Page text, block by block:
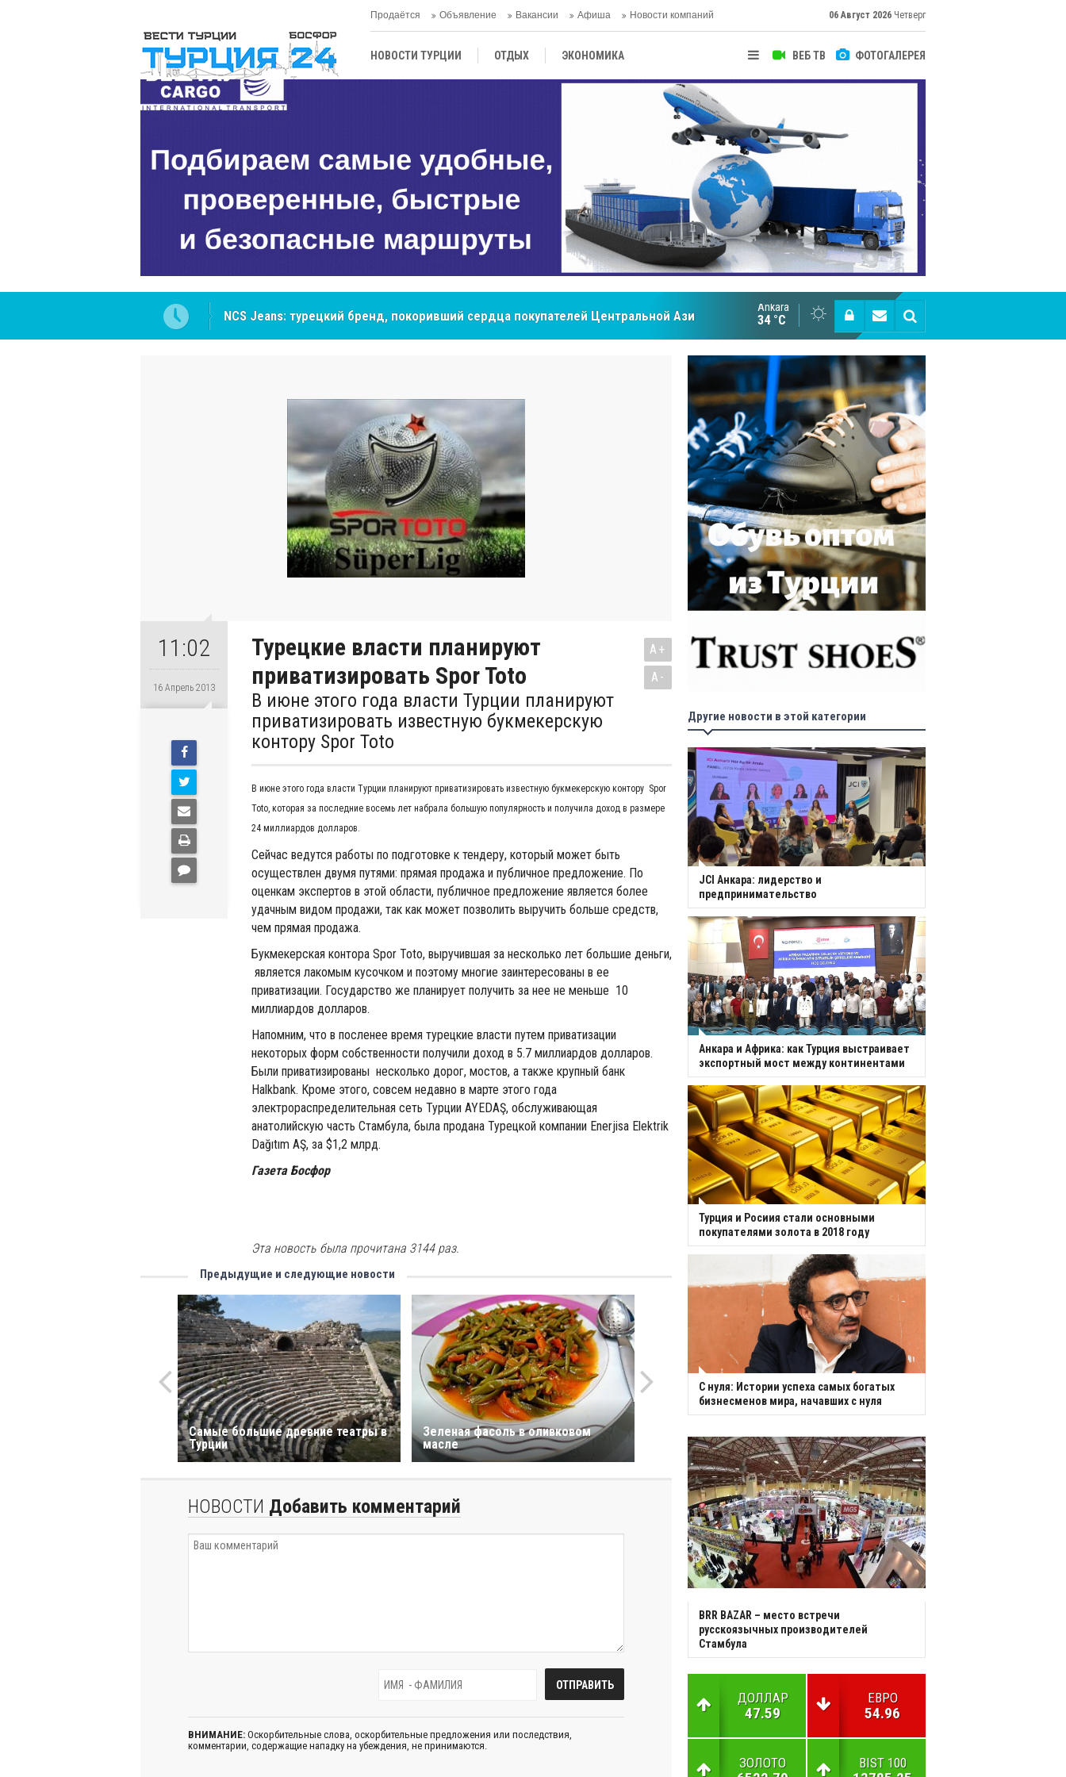
Продаётся Объявление Вакансии Афиша Новости компаний 06 Август 2026 Четверг
ВЕБ ТВ ФОТОГАЛЕРЕЯ
НОВОСТИ ТУРЦИИ ОТДЫХ ЭКОНОМИКА
ЦЕНТРАЛЬНАЯ АЗИЯ
Cottonhill покоряет мировые рынки
Великий Шёлковый путь объединяет таланты в
Ankara
34 °C
11:02
16 Апрель 2013
Турецкие власти планируют
приватизировать Spor Toto
В июне этого года власти Турции планируют
приватизировать известную букмекерскую
контору Spor Toto
A+
A-
В июне этого года власти Турции планируют приватизировать известную букмекерскую контору Spor
Toto, которая за последние восемь лет набрала большую популярность и получила доход в размере
24 миллиардов долларов.
Сейчас ведутся работы по подготовке к тендеру, который может быть
осуществлен двумя путями: прямая продажа и публичное предложение. По
оценкам экспертов в этой области, публичное предложение является более
удачным видом продажи, так как может позволить выручить больше средств,
чем прямая продажа.
Букмекерская контора Spor Toto, выручившая за несколько лет большие деньги,
является лакомым кусочком и поэтому многие заинтересованы в ее
приватизации. Государство же планирует получить за нее не меньше 10
миллиардов долларов.
Напомним, что в посленее время турецкие власти путем приватизации
некоторых форм собственности получили доход в 5.7 миллиардов долларов.
Были приватизированы несколько дорог, мостов, а также крупный банк
Halkbank. Кроме этого, совсем недавно в марте этого года
электрораспределительная сеть Турции AYEDAŞ, обслуживающая
анатолийскую часть Стамбула, была продана Турецкой компании Enerjisa Elektrik
Dağıtım AŞ, за $1,2 млрд.
Газета Босфор
Эта новость была прочитана 3144 раз.
Предыдущие и следующие новости
Самые большие древние театры в
Турции
Зеленая фасоль в оливковом
масле
НОВОСТИ Добавить комментарий
ВНИМАНИЕ: Оскорбительные слова, оскорбительные предложения или последствия,
комментарии, содержащие нападку на убеждения, не принимаются.
Другие новости в этой категории
JCI Анкара: лидерство и
предпринимательство
Анкара и Африка: как Турция выстраивает
экспортный мост между континентами
Турция и Росиия стали основными
покупателями золота в 2018 году
С нуля: Истории успеха самых богатых
бизнесменов мира, начавших с нуля
BRR BAZAR – место встречи
русскоязычных производителей
Стамбула
ДОЛЛАР
47.59
ЕВРО
54.96
ЗОЛОТО BIST 100